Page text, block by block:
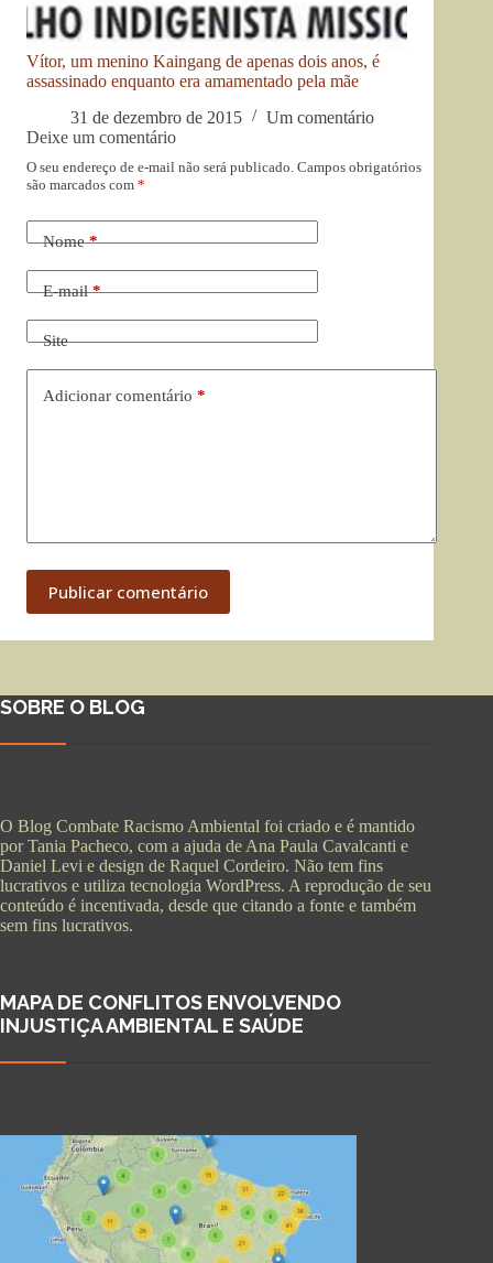
Vítor, um menino Kaingang de apenas dois anos, é
assassinado enquanto era amamentado pela mãe
31 de dezembro de 2015
Um comentário
Deixe um comentário
O seu endereço de e-mail não será publicado. Campos obrigatórios
são marcados com *
Nome*
E-mail*
Site
Adicionar comentário *
Publicar comentário
SOBRE O BLOG
O Blog Combate Racismo Ambiental foi criado e é mantido
por Tania Pacheco, com a ajuda de Ana Paula Cavalcanti e
Daniel Levi e design de Raquel Cordeiro. Não tem fins
lucrativos e utiliza tecnologia WordPress. A reprodução de seu
conteúdo é incentivada, desde que citando a fonte e também
sem fins lucrativos.
MAPA DE CONFLITOS ENVOLVENDO
INJUSTIÇA AMBIENTAL E SAÚDE